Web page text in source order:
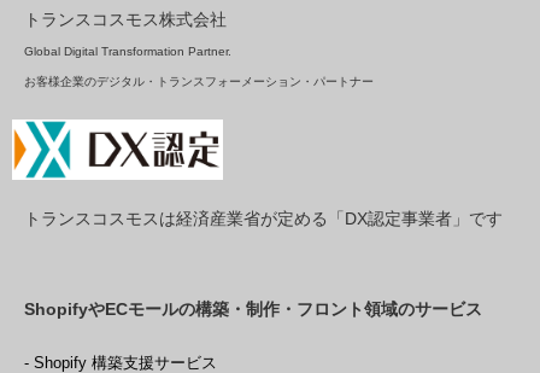
トランスコスモス株式会社
Global Digital Transformation Partner.
お客様企業のデジタル・トランスフォーメーション・パートナー
トランスコスモスは経済産業省が定める「DX認定事業者」です
ShopifyやECモールの構築・制作・フロント領域のサービス
- Shopify 構築支援サービス